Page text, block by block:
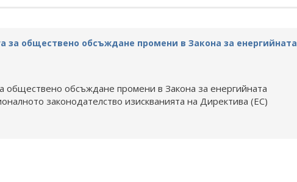
за обществено обсъждане промени в Закона за енергийната
обществено обсъждане промени в Закона за енергийната
законодателство изискванията на Директива (ЕС)